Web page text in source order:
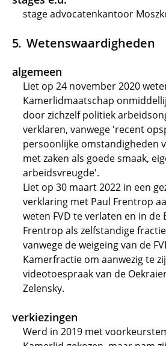
stage advocatenkantoor
Wetenswaardigheden
algemeen
Liet op 24 november 2020
Kamerlidmaatschap
door zichzelf politiek
verklaren, vanwege 'recent
persoonlijke omstandigheden
met zaken als goede smaak,
arbeidsvreugde'.
Liet op 30 maart 2022 in een
verklaring met Paul Frentrop
weten FVD te verlaten en in de
Frentrop als zelfstandige
vanwege de weigeing van de
Kamerfractie om aanwezig te
videotoespraak van de
Zelensky.
verkiezingen
Werd in 2019 met